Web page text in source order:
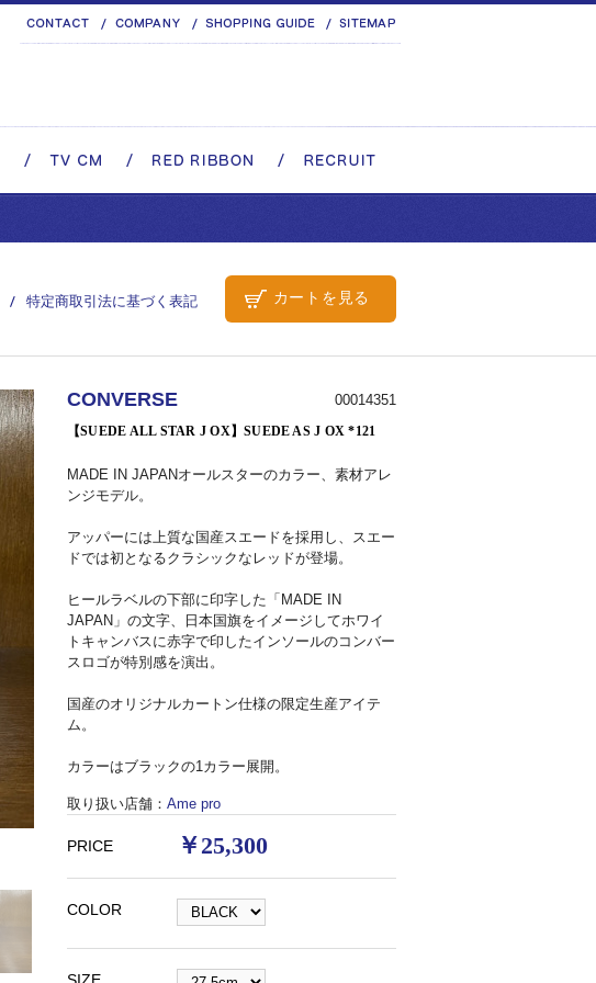
特定商取引法に基づく表記 カートを見る
【SUEDE ALL STAR J OX】SUEDE AS J OX *121画像2
00014351
CONVERSE
【SUEDE ALL STAR J OX】SUEDE AS J OX *121
MADE IN JAPANオールスターのカラー、素材アレ
ンジモデル。
アッパーには上質な国産スエードを採用し、スエー
ドでは初となるクラシックなレッドが登場。
ヒールラベルの下部に印字した「MADE IN
JAPAN」の文字、日本国旗をイメージしてホワイ
トキャンバスに赤字で印したインソールのコンバー
スロゴが特別感を演出。
国産のオリジナルカートン仕様の限定生産アイテ
ム。
カラーはブラックの1カラー展開。
取り扱い店舗： Ame pro
PRICE ￥25,300
COLOR